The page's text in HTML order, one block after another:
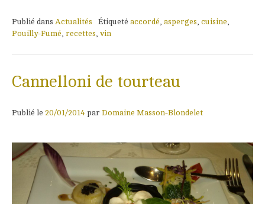
Publié dans Actualités Étiqueté accordé asperges cuisine
Pouilly-Fumé recettes vin
Cannelloni de tourteau
Publié le 20/01/2014 par Domaine Masson-Blondelet